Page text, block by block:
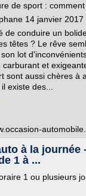
de sport :
14 janvier 2017
de conduire un
têtes ? Le rêve
lot
et
sont aussi chères à
existe des...
à la journée
1 à ...
1 ou plusieurs